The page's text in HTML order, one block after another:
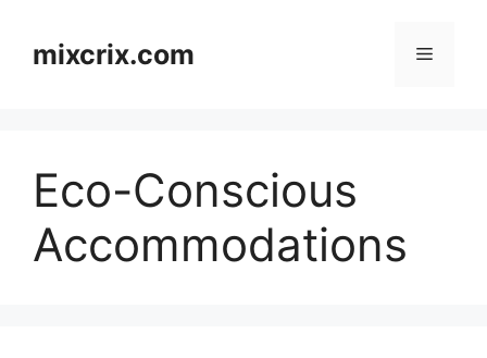
contentmixcrix.com Menu
Eco-Conscious
Accommodations